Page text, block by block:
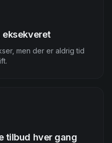
eksekveret
men der er aldrig tid
tilbud hver gang